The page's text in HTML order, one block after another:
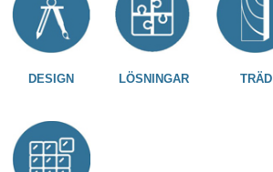
DESIGN LÖSNINGAR TRÄD